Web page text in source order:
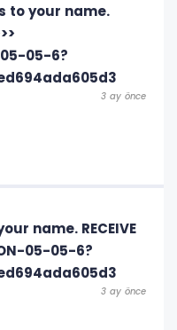
to your name.
05-6?
3 ay önce
name. RECEIVE
05-05-6?
3 ay önce